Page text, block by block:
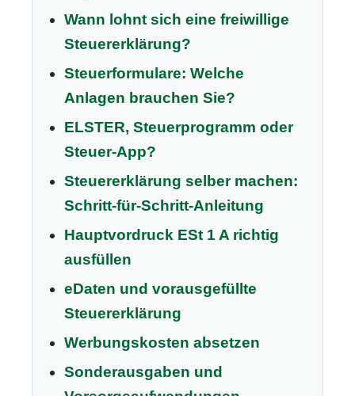
Wann lohnt sich eine freiwillige
Steuererklärung?
Steuerformulare: Welche
Anlagen brauchen Sie?
ELSTER, Steuerprogramm oder
Steuer-App?
Steuererklärung selber machen:
Schritt-für-Schritt-Anleitung
Hauptvordruck ESt 1 A richtig
ausfüllen
eDaten und vorausgefüllte
Steuererklärung
Werbungskosten absetzen
Sonderausgaben und